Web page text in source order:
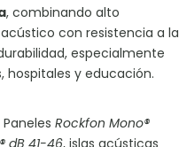
, combinando alto
con resistencia a la
especialmente
hospitales y educación.
Paneles Rockfon Mono®